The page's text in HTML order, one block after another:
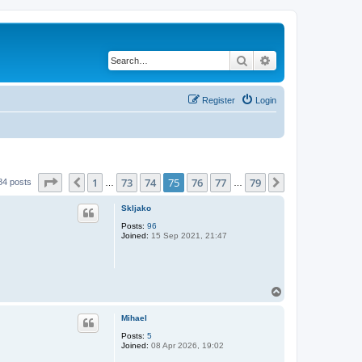
Search
Login
Register
posts Page 75 of79
Previous
1 73 74 75 76 77 79
Skljako
Posts: 96
Joined: 15 Sep 2021, 21:47
Mihael
Posts: 5
Joined: 08 Apr 2026, 19:02